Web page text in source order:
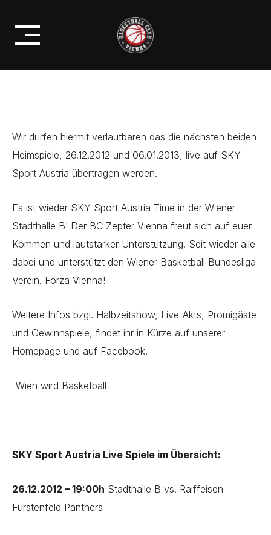
content
SKY LIVE SPIELE IN DER WIENER
STADTHALLE
Wir dürfen hiermit verlautbaren das die nächsten beiden
Heimspiele, 26.12.2012 und 06.01.2013, live auf SKY
Sport Austria übertragen werden.
Es ist wieder SKY Sport Austria Time in der Wiener
Stadthalle B! Der BC Zepter Vienna freut sich auf euer
Kommen und lautstarker Unterstützung. Seit wieder alle
dabei und unterstützt den Wiener Basketball Bundesliga
Verein. Forza Vienna!
Weitere Infos bzgl. Halbzeitshow, Live-Akts, Promigäste
und Gewinnspiele, findet ihr in Kürze auf unserer
Homepage und auf Facebook.
-Wien wird Basketball
SKY Sport Austria Live Spiele im Übersicht:
26.12.2012 – 19:00h Stadthalle B vs. Raiffeisen
Fürstenfeld Panthers